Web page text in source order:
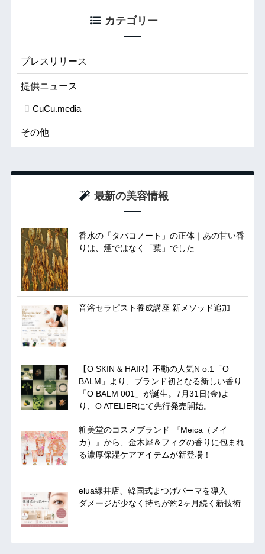
カテゴリー
プレスリリース
提供ニュース
CuCu.media
その他
最新の美容情報
香水の「タバコノート」の正体｜あの甘い香
りは、煙ではなく「葉」でした
音浴セラピスト養成講座 新メソッド追加
【O SKIN & HAIR】不動の人気N o.1「O
BALM」より、ブランド初となる新しい香り
「O BALM 001」が誕生。7月31日(金)よ
り、O ATELIERにて先行発売開始。
粧美堂のコスメブランド 『Meica（メイ
カ）』から、金木犀＆フィグの香りに包まれ
る濃厚保湿ケアアイテムが新登場！
elua緑井店、韓国式まつげパーマを導入──
ダメージが少なく持ちが約2ヶ月続く新技術